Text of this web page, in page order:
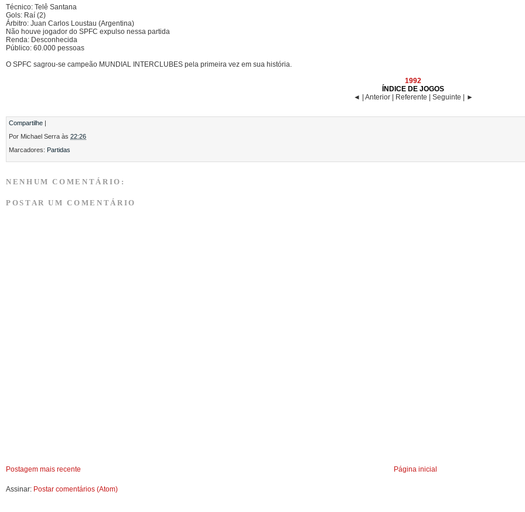
Técnico: Telê Santana
Gols: Raí (2)
Árbitro: Juan Carlos Loustau (Argentina)
Não houve jogador do SPFC expulso nessa partida
Renda: Desconhecida
Público: 60.000 pessoas
O SPFC sagrou-se campeão MUNDIAL INTERCLUBES pela primeira vez em sua história.
1992
ÍNDICE DE JOGOS
◄ | Anterior | Referente | Seguinte | ►
Compartilhe |
Por Michael Serra às 22:26
Marcadores: Partidas
NENHUM COMENTÁRIO:
POSTAR UM COMENTÁRIO
Postagem mais recente Página inicial
Assinar: Postar comentários (Atom)